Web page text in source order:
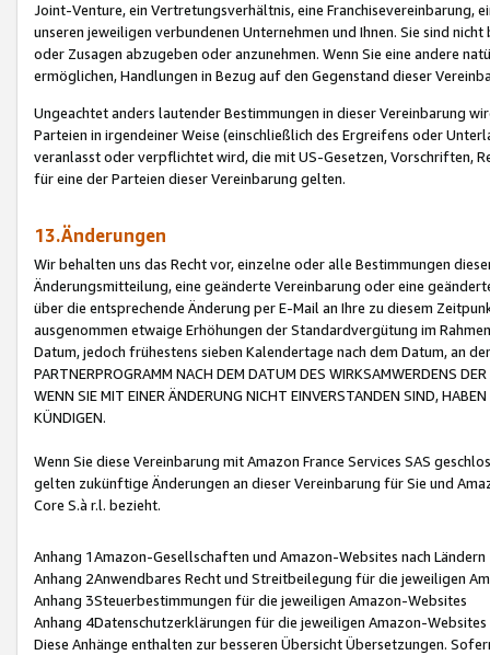
Joint-Venture, ein Vertretungsverhältnis, eine Franchisevereinbarung,
unseren jeweiligen verbundenen Unternehmen und Ihnen. Sie sind
oder Zusagen abzugeben oder anzunehmen. Wenn Sie eine andere
ermöglichen, Handlungen in Bezug auf den Gegenstand dieser
Ungeachtet anders lautender Bestimmungen in dieser Vereinbarung
Parteien in irgendeiner Weise (einschließlich des Ergreifens oder
veranlasst oder verpflichtet wird, die mit US-Gesetzen, Vorschriften,
für eine der Parteien dieser Vereinbarung gelten.
13.Änderungen
Wir behalten uns das Recht vor, einzelne oder alle Bestimmungen
Änderungsmitteilung, eine geänderte Vereinbarung oder eine
über die entsprechende Änderung per E-Mail an Ihre zu diesem
ausgenommen etwaige Erhöhungen der Standardvergütung im
Datum, jedoch frühestens sieben Kalendertage nach dem Datum, an
PARTNERPROGRAMM NACH DEM DATUM DES WIRKSAMWERDENS
WENN SIE MIT EINER ÄNDERUNG NICHT EINVERSTANDEN SIND,
KÜNDIGEN.
Wenn Sie diese Vereinbarung mit Amazon France Services SAS
gelten zukünftige Änderungen an dieser Vereinbarung für Sie und
Core S.à r.l. bezieht.
Anhang 1Amazon-Gesellschaften und Amazon-Websites nach Ländern
Anhang 2Anwendbares Recht und Streitbeilegung für die jeweiligen
Anhang 3Steuerbestimmungen für die jeweiligen Amazon-Websites
Anhang 4Datenschutzerklärungen für die jeweiligen Amazon-Websites
Diese Anhänge enthalten zur besseren Übersicht Übersetzungen.